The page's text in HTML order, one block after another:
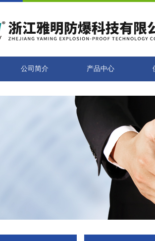
公司简介 产品中心